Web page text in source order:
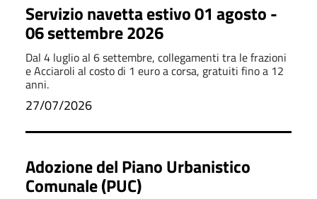
Servizio navetta estivo 01 agosto -
06 settembre 2026
Dal 4 luglio al 6 settembre, collegamenti tra le frazioni
e Acciaroli al costo di 1 euro a corsa, gratuiti fino a 12
anni.
27/07/2026
Adozione del Piano Urbanistico
Comunale (PUC)